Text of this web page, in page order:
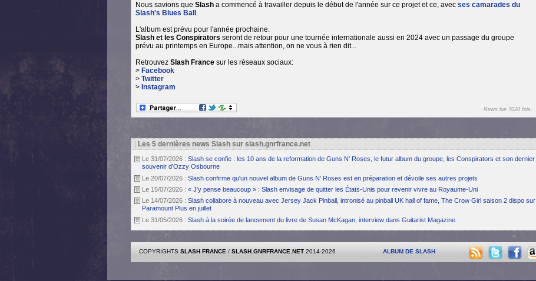
Nous savions que Slash a commencé à travailler depuis le début de l'année sur ce projet et ce, avec ses camarades du
Slash's Blues Ball .
L'album est prévu pour l'année prochaine.
Slash et les Conspirators seront de retour pour une tournée internationale aussi en 2024 avec un passage du groupe
prévu au printemps en Europe...mais attention, on ne vous à rien dit...
Retrouvez Slash France sur les réseaux sociaux:
> Facebook
> Twitter
> Instagram
News lue 7020 fois.
Les 5 dernières news Slash sur slash.gnrfrance.net
Le 31/07/2026 : Slash se confie : les 10 ans de la reformation de Guns N' Roses, le futur album du groupe, les Conspirators et son dernier
souvenir d'Ozzy Osbourne
Le 20/07/2026 : Slash confirme qu'un nouvel album de Guns N' Roses est en préparation et dévoile ses autres projets
Le 15/07/2026 : « J'y pense beaucoup » : Slash envisage de quitter les États-Unis pour revenir vivre au Royaume-Uni
Le 14/07/2026 : Slash collabore à nouveau avec Jersey Jack Pinball, intronisé au pinball UK hall of fame, The Crow Girl saison 2 dispo sur
Paramount Plus en juillet
Le 31/05/2026 : Slash à la soirée de lancement du livre de Susan McKagan, interview dans Guitarist Magazine
COPYRIGHTS SLASH FRANCE / SLASH.GNRFRANCE.NET 2014-2026 ALBUM DE SLASH